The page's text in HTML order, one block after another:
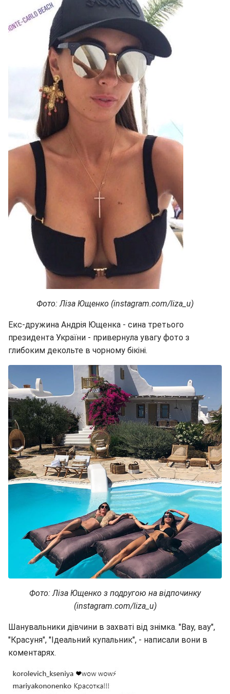
Фото: Ліза Ющенко (instagram.com/liza_u)
Екс-дружина Андрія Ющенка - сина третього
президента України - привернула увагу фото з
глибоким декольте в чорному бікіні.
Фото: Ліза Ющенко з подругою на відпочинку
(instagram.com/liza_u)
Шанувальники дівчини в захваті від знімка. "Вау, вау",
"Красуня", "Ідеальний купальник", - написали вони в
коментарях.